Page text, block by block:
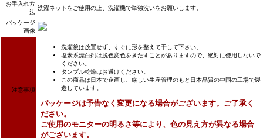
お手入れ方
法
洗濯ネットをご使用の上、洗濯機で単独洗いをお願いします。
パッケージ
画像
注意事項
洗濯後は放置せず、すぐに形を整えて干して下さい。
塩素系漂白剤は脱色変色をきたすことがありますので、絶対に使用しないで
ください。
タンブル乾燥はお避けください。
この商品は日本で企画し、厳しい生産管理のもと日本品質の中国の工場で製
造しています。
パッケージは予告なく変更になる場合がございます。ご了承く
ださい。
ご使用のモニターの明るさ等により、色の見え方が異なる場合
がございます。